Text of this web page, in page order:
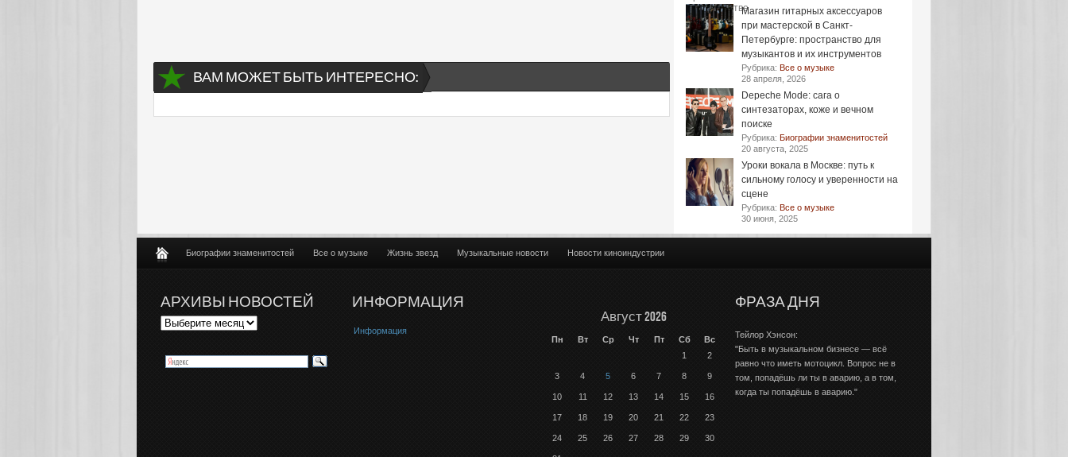
ВАМ МОЖЕТ БЫТЬ ИНТЕРЕСНО:
Магазин гитарных аксессуаров
при мастерской в Санкт-
Петербурге: пространство для
музыкантов и их инструментов
Рубрика: Все о музыке
28 апреля, 2026
Depeche Mode: сага о
синтезаторах, коже и вечном
поиске
Рубрика: Биографии знаменитостей
20 августа, 2025
Уроки вокала в Москве: путь к
сильному голосу и уверенности на
сцене
Рубрика: Все о музыке
30 июня, 2025
Биографии знаменитостей Все о музыке Жизнь звезд Музыкальные новости Новости киноиндустрии
АРХИВЫ НОВОСТЕЙ ИНФОРМАЦИЯ
Информация
Август 2026
Пн Вт Ср Чт Пт Сб
Вс
1
2
3 4 5 6 7 8 9
10 11 12 13 14 15 16
17 18 19 20 21 22 23
24 25 26 27 28 29 30
ФРАЗА ДНЯ
Тейлор Хэнсон:
"Быть в музыкальном бизнесе — всё
равно что иметь мотоцикл. Вопрос не в
том, попадёшь ли ты в аварию, а в том,
когда ты попадёшь в аварию."